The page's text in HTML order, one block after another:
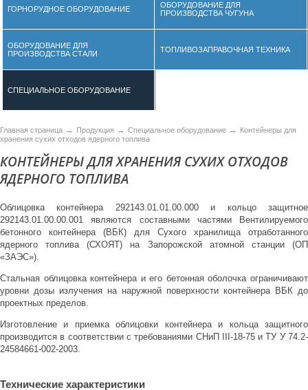
ГОРНОРУДНОЕ ОБОРУДОВАНИЕ
ОБОРУДОВАНИЕ ДЛЯ
ПРОИЗВОДСТВА ЧУГУНА
ОБОРУДОВАНИЕ ДЛЯ
ПРОИЗВОДСТВА СТАЛИ
ТОПЛИВОЗАПРАВОЧНАЯ ТЕХНИКА
СПЕЦИАЛЬНОЕ ОБОРУДОВАНИЕ
Главная страница → Продукция → Специальное оборудование →
Контейнеры для
хранения сухих отходов ядерного топлива
КОНТЕЙНЕРЫ ДЛЯ ХРАНЕНИЯ СУХИХ ОТХОДОВ
ЯДЕРНОГО ТОПЛИВА
Облицовка контейнера 292143.01.01.00.000 и кольцо защитное
292143.01.00.00.001 являются составными частями Вентилируемого
бетонного контейнера (ВБК) для Сухого хранилища отработанного
ядерного топлива (СХОЯТ) на Запорожской атомной станции (ОП
«ЗАЭС»).
Стальная облицовка контейнера и его бетонная оболочка ограничивают
уровни дозы излучения на наружной поверхности контейнера ВБК до
проектных пределов.
Изготовление и приемка облицовки контейнера и кольца защитного
производится в соответствии с требованиями СНиП III-18-75 и ТУ У 74.2-
24584661-002-2003.
Технические характеристики